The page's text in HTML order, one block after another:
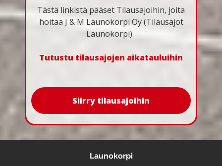
Tästä linkistä pääset Tilausajoihin, joita
hoitaa J & M Launokorpi Oy (Tilausajot
Launokorpi).
Tutustu tilausajojen aikatauluihin
Siirry tilausajoihin
Launokorpi